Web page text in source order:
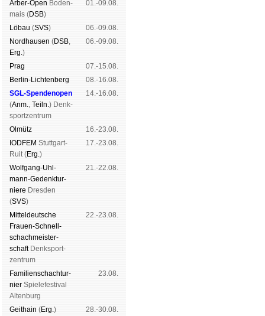
Arber-Open Boden­
mais (DSB)
01.-09.08.
Lö­bau (SVS)
06.-09.08.
Nord­hau­sen (DSB,
Erg.)
06.-09.08.
Prag
07.-15.08.
Berlin-Lich­ten­berg
08.-16.08.
SGL-Spenden­open
(Anm., Teiln.) Denk­
sport­zen­trum
14.-16.08.
Ol­mütz
16.-23.08.
IODFEM Stutt­gart-
Ruit (Erg.)
17.-23.08.
Wolf­gang-Uhl­
mann-Ge­denk­tur­
niere Dres­den
(SVS)
21.-22.08.
Mit­tel­deu­tsche
Frauen-Schnell­
schach­meis­ter­
schaftDenk­sport­
zen­trum
22.-23.08.
Familien­schach­tur­
nier Spiele­fes­ti­val
Al­ten­burg
23.08.
Geit­hain (Erg.)
28.-30.08.